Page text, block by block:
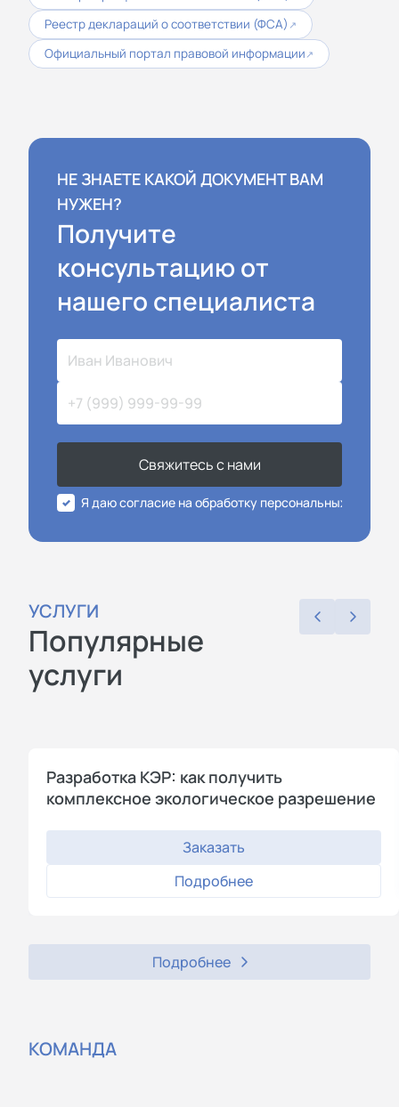
Реестр деклараций о соответствии (ФСА) ↗
Официальный портал правовой информации ↗
НЕ ЗНАЕТЕ КАКОЙ ДОКУМЕНТ ВАМ
НУЖЕН?
Получите
консультацию от
нашего специалиста
Свяжитесь с нами
Я даю согласие на обработку персональных
УСЛУГИ
Популярные
услуги
Разработка КЭР: как получить
комплексное экологическое разрешение
Заказать
Подробнее
Подробнее
КОМАНДА